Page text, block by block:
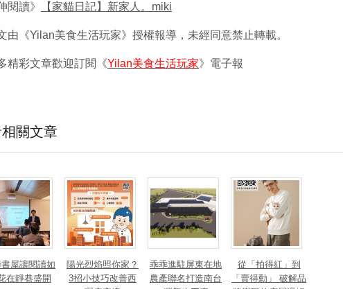
閱讀》
【家貓日記】新家人。miki
由《Yilan美食生活玩家》授權報導，未經同意禁止轉載。
精彩文章歡迎訂閱《Yilan美食生活玩家》電子報
關文章
屋讓閱讀如
在靜巷盛開
陽光烈焰照你家？
3招小技巧改善西
乖乖進駐屏東在地
農產聯名打造南台
從「拍得紅」到
「賣得動」 破解品